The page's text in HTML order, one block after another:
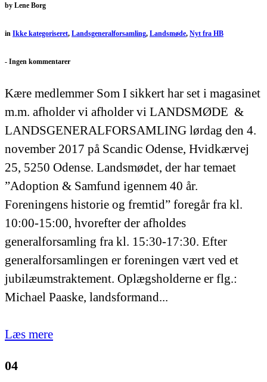
by Lene Borg
in Ikke kategoriseret, Landsgeneralforsamling, Landsmøde, Nyt fra HB
- Ingen kommentarer
Kære medlemmer Som I sikkert har set i magasinet
m.m. afholder vi afholder vi LANDSMØDE &
LANDSGENERALFORSAMLING lørdag den 4.
november 2017 på Scandic Odense, Hvidkærvej
25, 5250 Odense. Landsmødet, der har temaet
”Adoption & Samfund igennem 40 år.
Foreningens historie og fremtid” foregår fra kl.
10:00-15:00, hvorefter der afholdes
generalforsamling fra kl. 15:30-17:30. Efter
generalforsamlingen er foreningen vært ved et
jubilæumstraktement. Oplægsholderne er flg.:
Michael Paaske, landsformand...
Læs mere
04